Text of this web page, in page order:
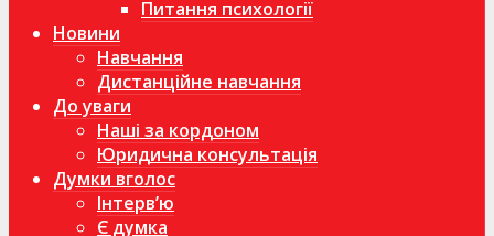
Питання психології
Новини
Навчання
Дистанційне навчання
До уваги
Наші за кордоном
Юридична консультація
Думки вголос
Інтерв’ю
Є думка